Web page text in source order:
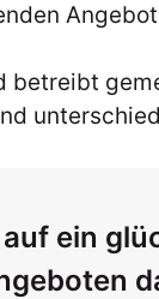
betreibt
ein